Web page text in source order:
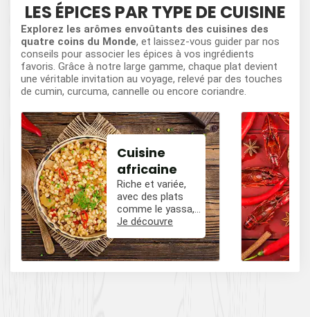
LES ÉPICES PAR TYPE DE CUISINE
Explorez les arômes envoûtants des cuisines des
quatre coins du Monde, et laissez-vous guider par nos
conseils pour associer les épices à vos ingrédients
favoris. Grâce à notre large gamme, chaque plat devient
une véritable invitation au voyage, relevé par des touches
de cumin, curcuma, cannelle ou encore coriandre.
Cuisine
africaine
Riche et variée,
avec des plats
comme le yassa,
le poulet mafé, et
épicées avec du
poivre, du cumin,
et des piments.
Je découvre